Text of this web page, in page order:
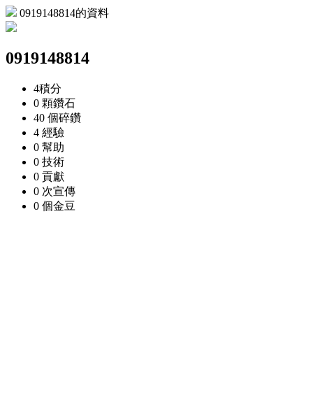
0919148814的資料
0919148814
4積分
0 顆鑽石
40 個碎鑽
4 經驗
0 幫助
0 技術
0 貢獻
0 次宣傳
0 個金豆